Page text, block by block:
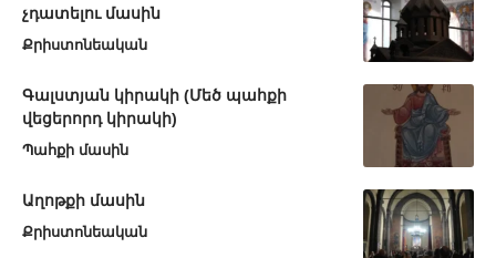
չդատելու մասին
Քրիստոնեական
Գալստյան կիրակի (Մեծ պահքի
վեցերորդ կիրակի)
Պահքի մասին
Աղոթքի մասին
Քրիստոնեական